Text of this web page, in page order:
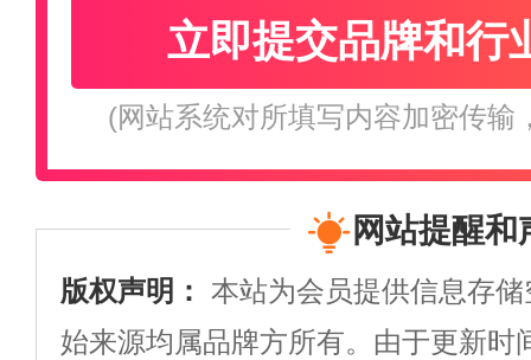
立即提交品牌和行
(网站系统对所填写内容加密传输
网站提醒和
版权声明： 本站为会员提供信息存
始来源均属品牌方所有。由于更新时